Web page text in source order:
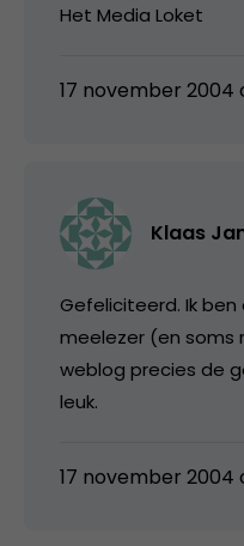
Het Media Loket
17 november 2004
Klaas
Gefeliciteerd. Ik
meelezer (en soms
weblog precies de
leuk.
17 november 2004